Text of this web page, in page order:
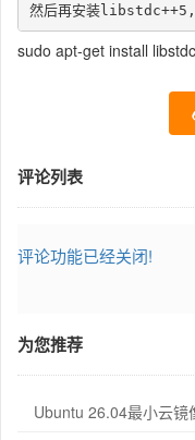
然后再安装libstdc++5,
sudo apt-get install
评论列表
评论功能已经关闭!
为您推荐
Ubuntu 26.04最小云镜